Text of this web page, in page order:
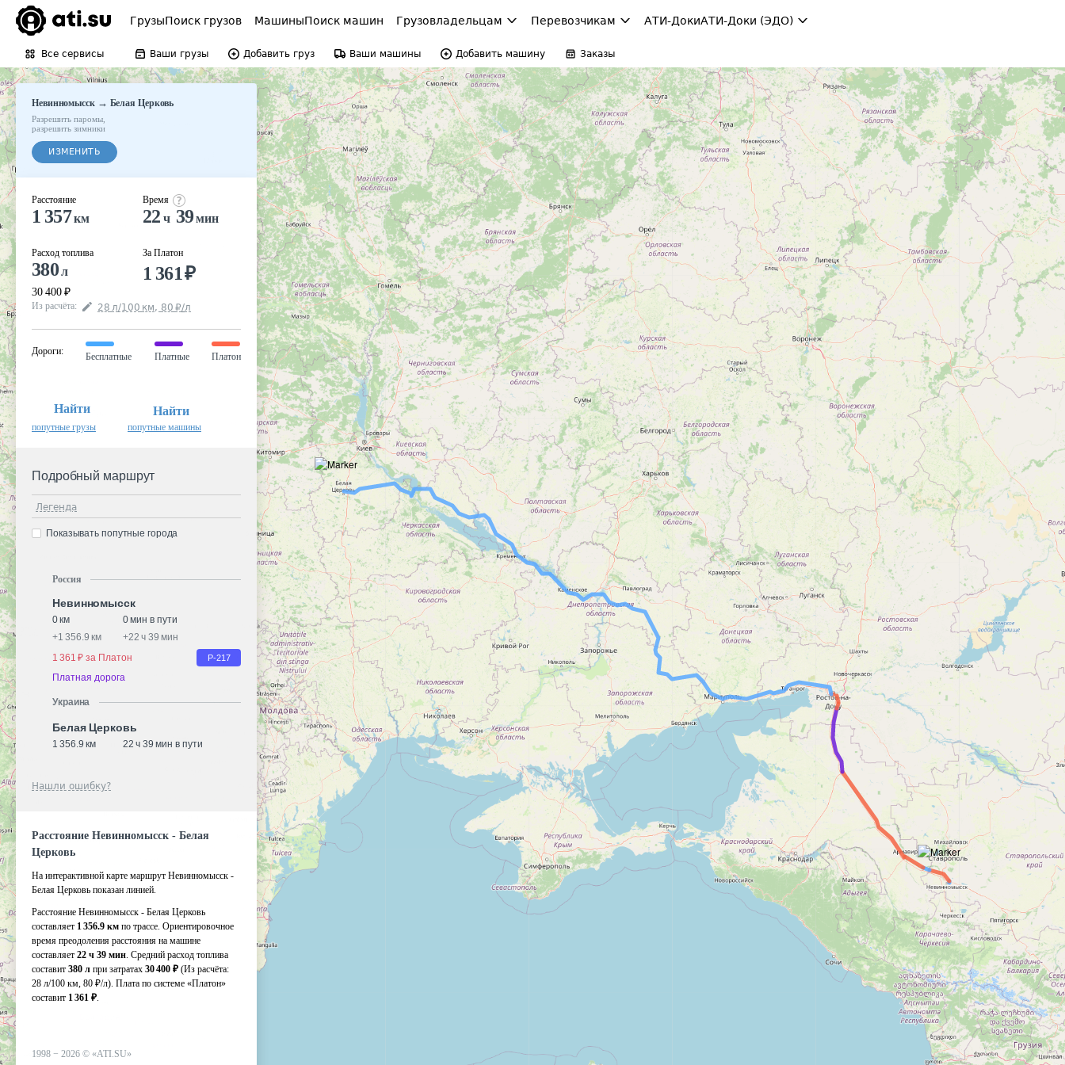
ГрузыПоиск грузов МашиныПоиск машин Грузовладельцам Перевозчикам АТИ-ДокиАТИ-Доки (ЭДО)
Все сервисы Ваши грузы Добавить груз Ваши машины Добавить машину Заказы
Невинномысск→ Белая Церковь
Разрешить паромы
разрешить зимники
ИЗМЕНИТЬ
Расстояние
1 357км
Расход топлива
380л
30 400 ₽
Время
22 ч 39мин
За Платон
1 361₽
Из расчёта: 28 л/100 км, 80 ₽/л
Дороги:
Бесплатные Платные Платон
Найти
попутные грузы
Найти
попутные машины
Подробный маршрут
Легенда
Показывать попутные города
Россия
Невинномысск
0 км
0 мин в пути
+1 356.9 км +22 ч 39 мин
1 361 ₽ за Платон
Р-217
Платная дорога
Украина
Белая Церковь
1 356.9 км 22 ч 39 мин в пути
Нашли ошибку?
Расстояние Невинномысск - Белая
Церковь
На интерактивной карте маршрут Невинномысск -
Белая Церковь показан линией.
Расстояние Невинномысск - Белая Церковь
составляет 1 356.9 км по трассе. Ориентировочное
время преодоления расстояния на машине
составляет 22 ч 39 мин. Средний расход топлива
составит 380 л при затратах 30 400 ₽ (Из расчёта:
28 л/100 км, 80 ₽/л). Плата по системе «Платон»
составит 1 361 ₽.
1998 − 2026 © «ATI.SU»